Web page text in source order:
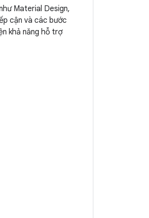
Material Design,
cận và các bước
khả năng hỗ trợ